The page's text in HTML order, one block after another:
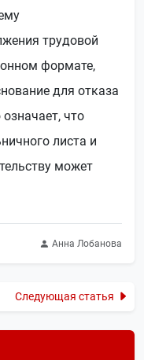
трудовой
формате,
для отказа
что
листа и
может
Анна Лобанова
Следующая статья